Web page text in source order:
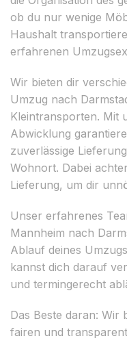
ob du nur wenige
Haushalt
erfahrenen
Wir bieten dir
Umzug nach
Kleintransporten. Mit
Abwicklung
zuverlässige
Wohnort. Dabei
Lieferung, um dir
Unser erfahrenes
Mannheim nach
Ablauf deines
kannst dich darauf
und termingerecht
Das Beste daran: Wir
fairen und